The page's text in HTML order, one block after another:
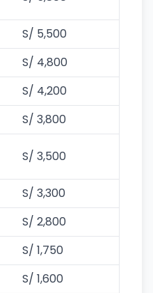
S/ 5,500
S/ 4,800
S/ 4,200
S/ 3,800
S/ 3,500
S/ 3,300
S/ 2,800
S/ 1,750
S/ 1,600